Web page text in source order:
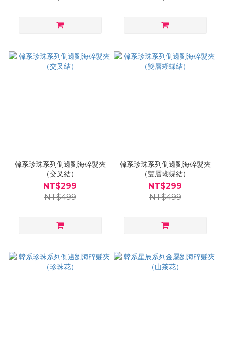
韓系珍珠系列側邊劉海碎髮夾
（交叉結）
NT$299
NT$499
韓系珍珠系列側邊劉海碎髮夾
（雙層蝴蝶結）
NT$299
NT$499